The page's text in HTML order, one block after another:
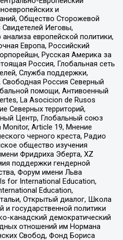
и
Общество Сторожевой
Иеговы,
европейской политики,
Европа, Российский
Русская Америка за
Россия, Глобальная сеть
Служба поддержки,
Россия Северный
помощи, Антивоенный
La Asocicion de Rusos
Северных территорий,
Центр, Глобальный союз
Monitor, Article 19, Мнение
черного креста, Радио
общество изучения
Фридриха Эберта, XZ
поддержки гендерной
Форум имени Льва
for International Education,
Education,
Открытый диалог, Школа
государственной политики
канадский демократический
отношений им Нормана
Свобод, Фонд Бориса